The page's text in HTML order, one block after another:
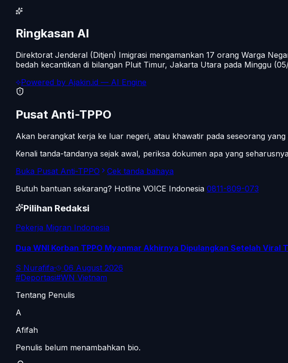
Ringkasan AI
Direktorat Jenderal (Ditjen) Imigrasi mengamankan 17 orang Warga
bedah kecantikan di bilangan Pluit Timur, Jakarta Utara pada Minggu
Powered by Ajakin.id — AI Engine
Pusat Anti-TPPO
Akan berangkat kerja ke luar negeri, atau khawatir pada seseorang
Kenali tanda-tandanya sejak awal, periksa dokumen apa yang
Buka Pusat Anti-TPPO
Cek tanda bahaya
Butuh bantuan sekarang? Hotline VOICE Indonesia 0811-809-073
Pilihan Redaksi
Pekerja Migran Indonesia
Dua WNI Korban TPPO Myanmar Akhirnya Dipulangkan Setelah Viral
S Nurafifa·
06 August 2026
#Deportasi#WN Vietnam
Tentang Penulis
A
Afifah
Penulis belum menambahkan bio.